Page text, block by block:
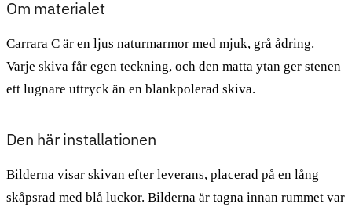
Om materialet
Carrara C är en ljus naturmarmor med mjuk, grå ådring.
Varje skiva får egen teckning, och den matta ytan ger stenen
ett lugnare uttryck än en blankpolerad skiva.
Den här installationen
Bilderna visar skivan efter leverans, placerad på en lång
skåpsrad med blå luckor. Bilderna är tagna innan rummet var